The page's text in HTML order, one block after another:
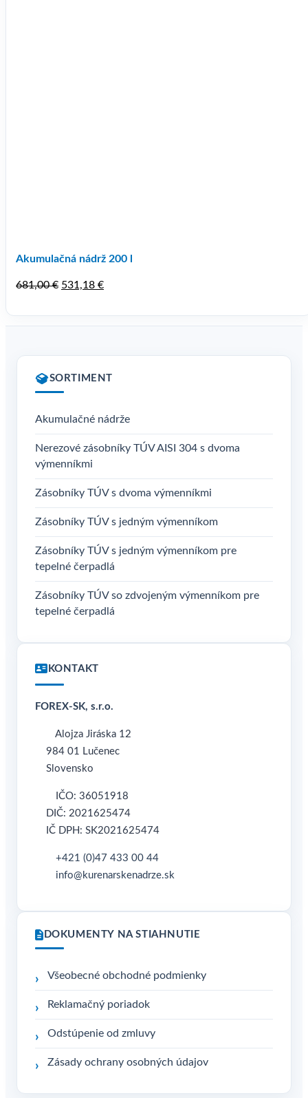
Akumulačná nádrž 200 l
681,00€ Pôvodná
681,00 €.
531,18 €Aktuálna
531,18 €.
SORTIMENT
Akumulačné nádrže
Nerezové zásobníky TÚV AISI 304 s dvoma
výmenníkmi
Zásobníky TÚV s dvoma výmenníkmi
Zásobníky TÚV s jedným výmenníkom
Zásobníky TÚV s jedným výmenníkom pre
tepelné čerpadlá
Zásobníky TÚV so zdvojeným výmenníkom pre
tepelné čerpadlá
KONTAKT
FOREX-SK, s.r.o.
Alojza Jiráska 12
984 01 Lučenec
Slovensko
IČO: 36051918
DIČ: 2021625474
IČ DPH: SK2021625474
+421 (0)47 433 00 44
info@kurenarskenadrze.sk
DOKUMENTY NA STIAHNUTIE
Všeobecné obchodné podmienky
Reklamačný poriadok
Odstúpenie od zmluvy
Zásady ochrany osobných údajov